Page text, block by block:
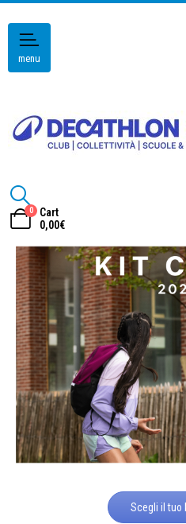
menu
0
Cart
0,00€
Scegli il tuo